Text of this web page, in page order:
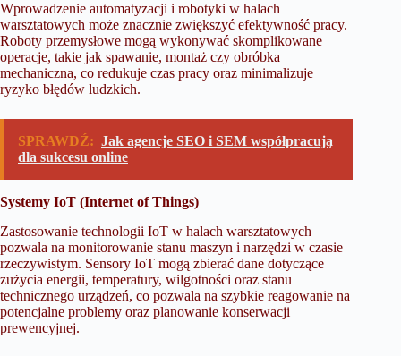
Wprowadzenie automatyzacji i robotyki w halach
warsztatowych może znacznie zwiększyć efektywność pracy.
Roboty przemysłowe mogą wykonywać skomplikowane
operacje, takie jak spawanie, montaż czy obróbka
mechaniczna, co redukuje czas pracy oraz minimalizuje
ryzyko błędów ludzkich.
SPRAWDŹ: Jak agencje SEO i SEM współpracują
dla sukcesu online
Systemy IoT (Internet of Things)
Zastosowanie technologii IoT w halach warsztatowych
pozwala na monitorowanie stanu maszyn i narzędzi w czasie
rzeczywistym. Sensory IoT mogą zbierać dane dotyczące
zużycia energii, temperatury, wilgotności oraz stanu
technicznego urządzeń, co pozwala na szybkie reagowanie na
potencjalne problemy oraz planowanie konserwacji
prewencyjnej.